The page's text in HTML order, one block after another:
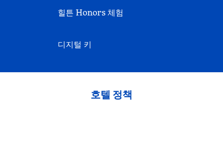
힐튼 Honors 체험
디지털 키
호텔 정책